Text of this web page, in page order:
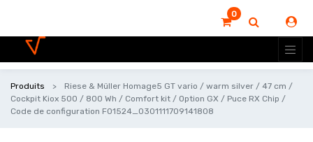
0
Produits
Riese & Müller Homage5 GT vario / warm silver / 47 cm /
Cockpit Kiox 500 / 800 Wh / Comfort kit / Option GX / Puce RX Chip /
Code de configuration F01524_0301111709141808